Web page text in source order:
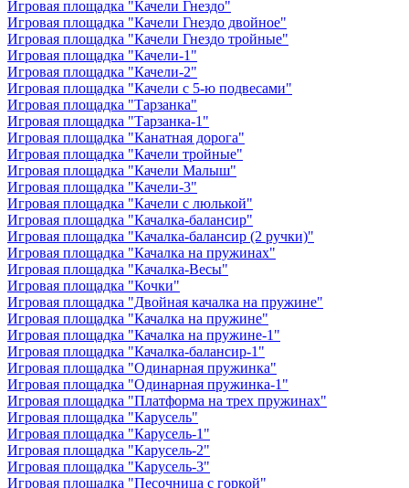
Игровая площадка "Качели Гнездо"
Игровая площадка "Качели Гнездо двойное"
Игровая площадка "Качели Гнездо тройные"
Игровая площадка "Качели-1"
Игровая площадка "Качели-2"
Игровая площадка "Качели с 5-ю подвесами"
Игровая площадка "Тарзанка"
Игровая площадка "Тарзанка-1"
Игровая площадка "Канатная дорога"
Игровая площадка "Качели тройные"
Игровая площадка "Качели Малыш"
Игровая площадка "Качели-3"
Игровая площадка "Качели с люлькой"
Игровая площадка "Качалка-балансир"
Игровая площадка "Качалка-балансир (2 ручки)"
Игровая площадка "Качалка на пружинах"
Игровая площадка "Качалка-Весы"
Игровая площадка "Кочки"
Игровая площадка "Двойная качалка на пружине"
Игровая площадка "Качалка на пружине"
Игровая площадка "Качалка на пружине-1"
Игровая площадка "Качалка-балансир-1"
Игровая площадка "Одинарная пружинка"
Игровая площадка "Одинарная пружинка-1"
Игровая площадка "Платформа на трех пружинах"
Игровая площадка "Карусель"
Игровая площадка "Карусель-1"
Игровая площадка "Карусель-2"
Игровая площадка "Карусель-3"
Игровая площадка "Песочница с горкой"